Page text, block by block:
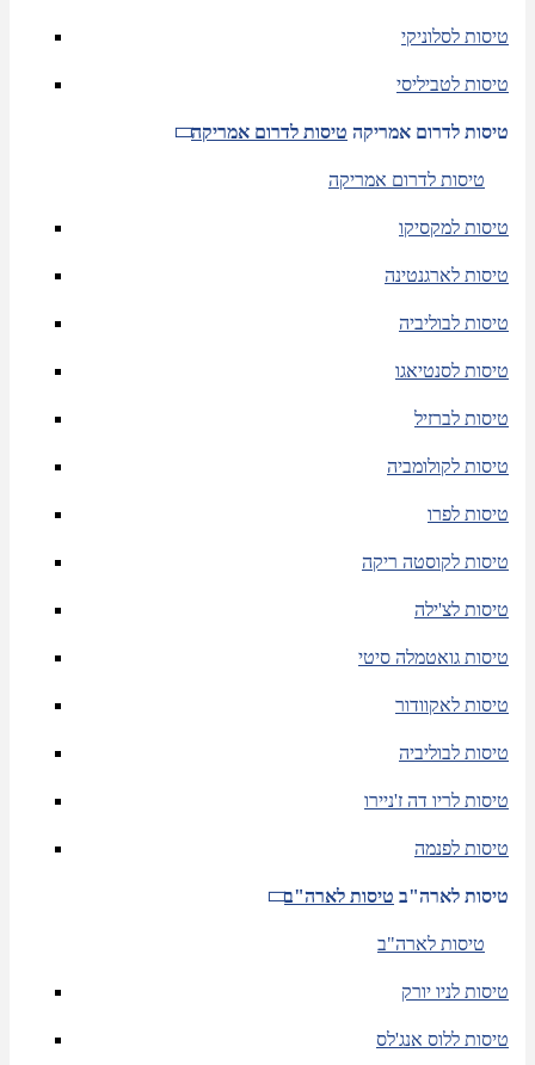
טיסות לסלוניקי
טיסות לטביליסי
טיסות לדרום אמריקה טיסות לדרום אמריקה
טיסות לדרום אמריקה
טיסות למקסיקו
טיסות לארגנטינה
טיסות לבוליביה
טיסות לסנטיאגו
טיסות לברזיל
טיסות לקולומביה
טיסות לפרו
טיסות לקוסטה ריקה
טיסות לצ'ילה
טיסות גואטמלה סיטי
טיסות לאקוודור
טיסות לבוליביה
טיסות לריו דה ז'ניירו
טיסות לפנמה
טיסות לארה"ב טיסות לארה"ב
טיסות לארה"ב
טיסות לניו יורק
טיסות ללוס אנג'לס